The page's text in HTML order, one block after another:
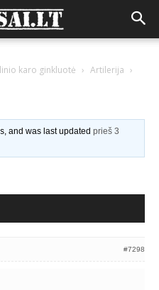
karo ginkluotė › Artilerija ›
and was last updatedprieš 3
#7298